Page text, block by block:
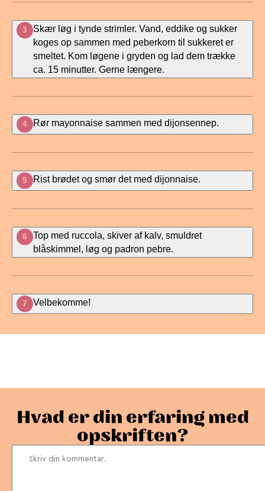
3
Skær løg i tynde strimler. Vand, eddike og sukker
koges op sammen med peberkorn til sukkeret er
smeltet. Kom løgene i gryden og lad dem trække
ca. 15 minutter. Gerne længere.
4 Rør mayonnaise sammen med dijonsennep.
5 Rist brødet og smør det med dijonnaise.
6
Top med ruccola, skiver af kalv, smuldret
blåskimmel, løg og padron pebre.
7 Velbekomme!
Hvad er din erfaring med
opskriften?